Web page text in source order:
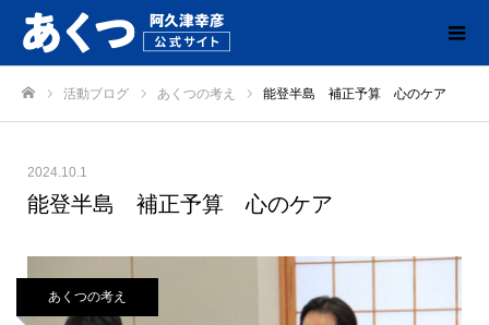
活動ブログ あくつの考え 能登半島 補正予算 心のケア
2024.10.1
能登半島 補正予算 心のケア
あくつの考え